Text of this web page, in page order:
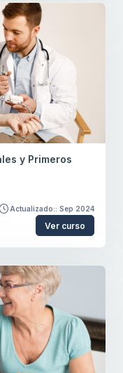
y Primeros
Actualizado:: Sep 2024
Ver curso